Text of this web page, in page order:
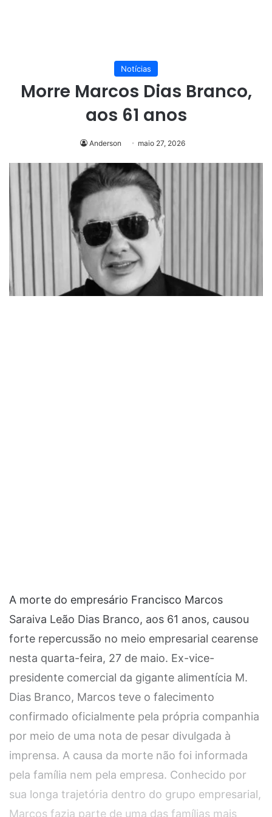
Notícias
Morre Marcos Dias Branco,
aos 61 anos
Anderson maio 27, 2026
A morte do empresário Francisco Marcos
Saraiva Leão Dias Branco, aos 61 anos, causou
forte repercussão no meio empresarial cearense
nesta quarta-feira, 27 de maio. Ex-vice-
presidente comercial da gigante alimentícia M.
Dias Branco, Marcos teve o falecimento
confirmado oficialmente pela própria companhia
por meio de uma nota de pesar divulgada à
imprensa. A causa da morte não foi informada
pela família nem pela empresa. Conhecido por
sua longa trajetória dentro do grupo empresarial,
Marcos fazia parte de uma das famílias mais